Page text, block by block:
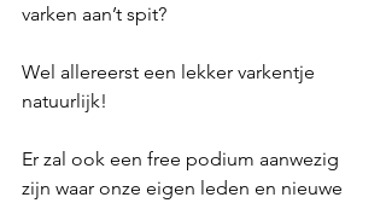
varken aan’t spit?
Wel allereerst een lekker varkentje
natuurlijk!
Er zal ook een free podium aanwezig
zijn waar onze eigen leden en nieuwe